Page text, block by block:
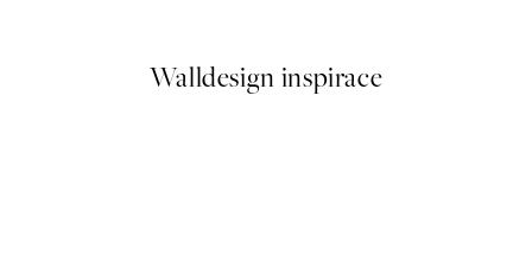
Walldesign inspirace